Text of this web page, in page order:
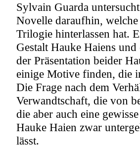
Sylvain Guarda
Novelle daraufhin,
Trilogie hinterlassen hat.
Gestalt Hauke Haiens
der Präsentation beider
einige Motive finden, die
Die Frage nach dem
Verwandtschaft, die von
die aber auch eine
Hauke Haien zwar
lässt.